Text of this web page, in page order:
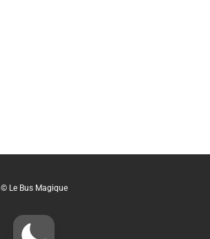
© Le Bus Magique